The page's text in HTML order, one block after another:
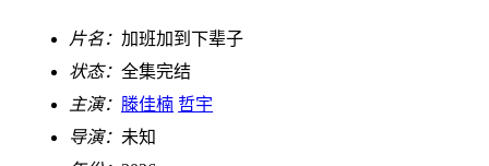
片名： 加班加到下辈子
状态： 全集完结
主演： 滕佳楠 哲宇
导演： 未知